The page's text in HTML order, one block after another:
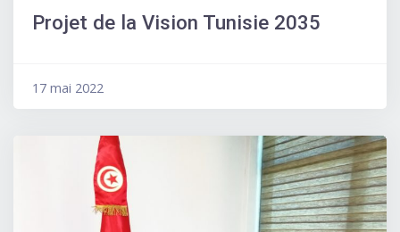
Projet de la Vision Tunisie 2035
17 mai 2022